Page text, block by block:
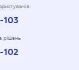
рішень